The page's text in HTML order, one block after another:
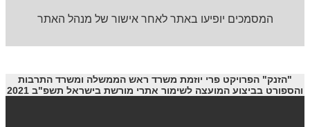
המסמכים יופיעו באתר לאחר אישור של מנהל האתר
"הזנק" הפרויקט פרי יוזמת משרד ראש הממשלה ומשרד התרבות
והספורט בביצוע המועצה לשימור אתרי מורשת בישראל תשפ"ב 2021